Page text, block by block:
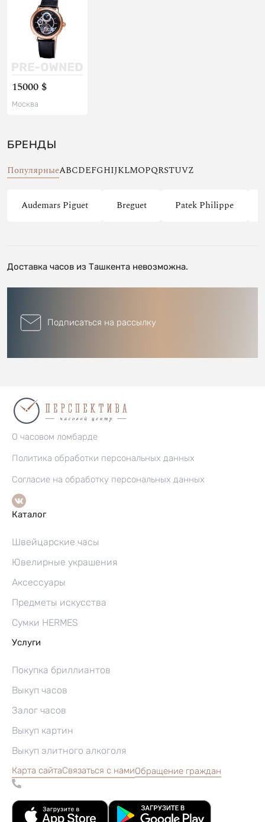
15000 $
Москва
БРЕНДЫ
ПопулярныеABCDEFGHIJKLMOPQRSTUVZ
Audemars Piguet Breguet Patek Philippe
Доставка часов из Ташкента невозможна.
Подписаться на рассылку
О часовом ломбарде
Политика обработки персональных данных
Согласие на обработку персональных данных
Каталог
Швейцарские часы
Ювелирные украшения
Аксессуары
Предметы искусства
Сумки HERMES
Услуги
Покупка бриллиантов
Выкуп часов
Залог часов
Выкуп картин
Выкуп элитного алкоголя
Карта сайтаСвязаться с намиОбращение граждан